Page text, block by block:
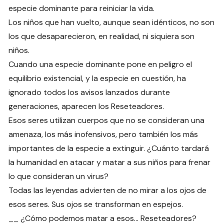
especie dominante para reiniciar la vida.
Los niños que han vuelto, aunque sean idénticos, no son
los que desaparecieron, en realidad, ni siquiera son
niños.
Cuando una especie dominante pone en peligro el
equilibrio existencial, y la especie en cuestión, ha
ignorado todos los avisos lanzados durante
generaciones, aparecen los Reseteadores.
Esos seres utilizan cuerpos que no se consideran una
amenaza, los más inofensivos, pero también los más
importantes de la especie a extinguir. ¿Cuánto tardará
la humanidad en atacar y matar a sus niños para frenar
lo que consideran un virus?
Todas las leyendas advierten de no mirar a los ojos de
esos seres. Sus ojos se transforman en espejos.
__ ¿Cómo podemos matar a esos… Reseteadores?